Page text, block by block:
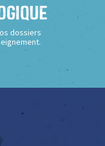
dossiers